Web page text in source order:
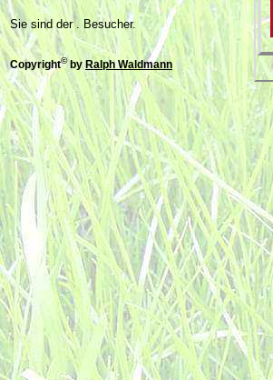
Sie sind der . Besucher.
Copyright©by Ralph Waldmann